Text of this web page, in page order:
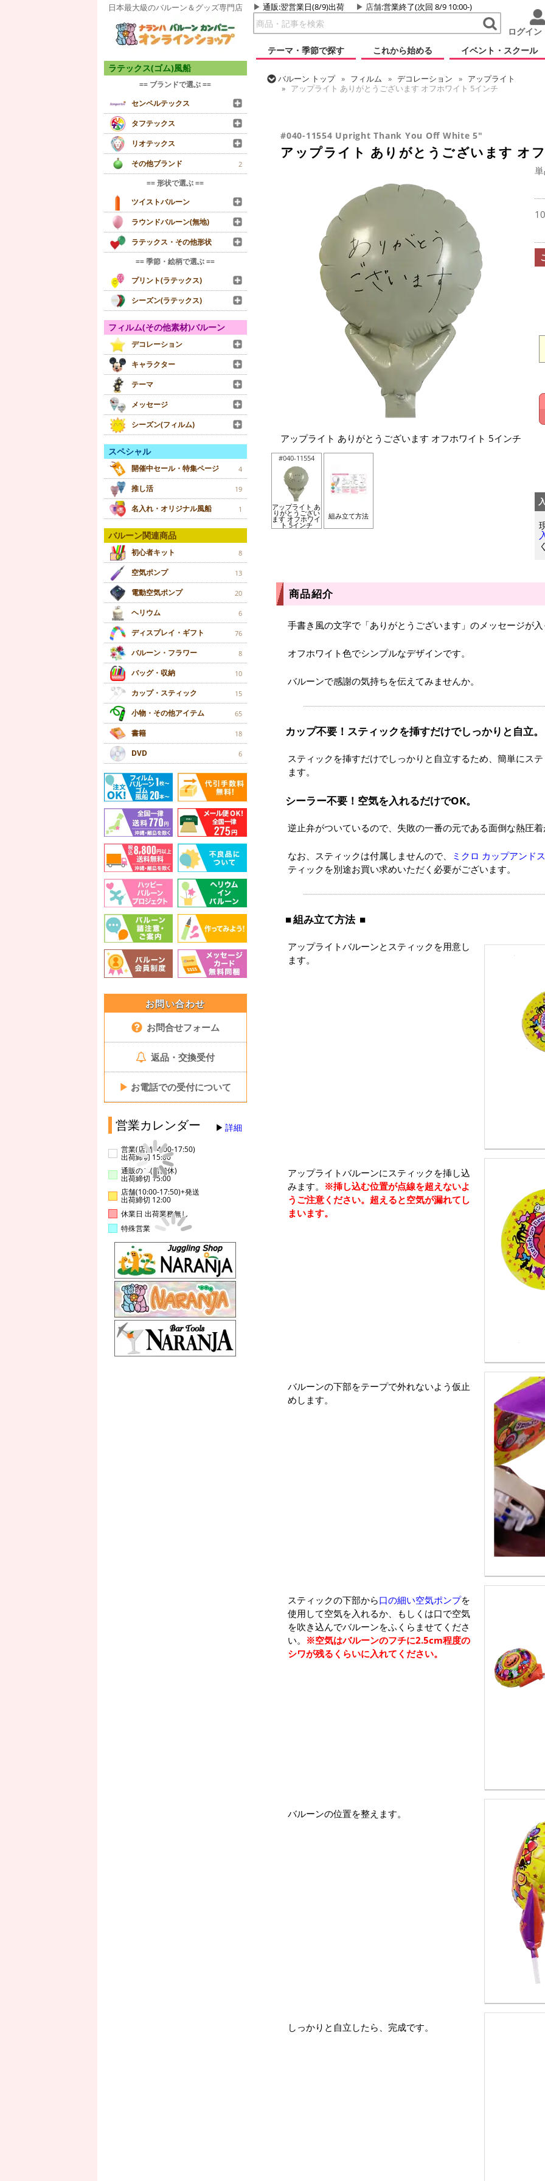
日本最大級のバルーン＆グッズ専門店 通販:翌営業日(8/9)出荷 店舗:営業終了(次回 8/9 10:00-)
ログイン
テーマ・季節で探す
これから始める イベント・スクール
ラテックス(ゴム)風船
== ブランドで選ぶ ==
センペルテックス
タフテックス
リオテックス
その他ブランド
2
== 形状で選ぶ ==
ツイストバルーン
ラウンドバルーン(無地)
ラテックス・その他形状
== 季節・絵柄で選ぶ ==
プリント(ラテックス)
シーズン(ラテックス)
フィルム(その他素材)バルーン
デコレーション
キャラクター
テーマ
メッセージ
シーズン(フィルム)
スペシャル
開催中セール・特集ページ 4
推し活 19
名入れ・オリジナル風船 1
バルーン関連商品
初心者キット 8
空気ポンプ 13
電動空気ポンプ 20
ヘリウム 6
ディスプレイ・ギフト 76
バルーン・フラワー 8
バッグ・収納 10
カップ・スティック 15
小物・その他アイテム 65
書籍 18
DVD 6
お問い合わせ
お問合せフォーム
返品・交換受付
▶ お電話での受付について
営業カレンダー 詳細
営業(店舗14:00-17:50)
出荷締切 15:00
通販のみ(店舗休)
出荷締切 15:00
店舗(10:00-17:50)+発送
出荷締切 12:00
休業日 出荷業務無し
特殊営業
バルーン トップ フィルム デコレーション
アップライト
アップライト ありがとうございます オフホワイト 5インチ
#040-11554 Upright Thank You Off White 5"
アップライト ありがとうございます オ
アップライト ありがとうございます オフホワイト 5インチ
#040-11554
アップライト あ
りがとうござい
ます オフホワイ
ト 5インチ
組み立て方法
商品紹介
手書き風の文字で「ありがとうございます」のメッセージが
オフホワイト色でシンプルなデザインです。
バルーンで感謝の気持ちを伝えてみませんか。
カップ不要！スティックを挿すだけでしっかりと自立。
スティックを挿すだけでしっかりと自立するため、簡単にス
ます。
シーラー不要！空気を入れるだけでOK。
逆止弁がついているので、失敗の一番の元である面倒な熱圧
なお、スティックは付属しませんので、
ミクロ カップアンド
ティックを別途お買い求めいただく必要がございます。
組み立て方法
アップライトバルーンとスティックを用意し
ます。
アップライトバルーンにスティックを挿し込
みます。 ※挿し込む位置が点線を超えないよ
うご注意ください。超えると空気が漏れてし
まいます。
バルーンの下部をテープで外れないよう仮止
めします。
スティックの下部から口の細い空気ポンプを
使用して空気を入れるか、もしくは口で空気
を吹き込んでバルーンをふくらませてくださ
い。 ※空気はバルーンのフチに2.5cm程度の
シワが残るくらいに入れてください。
バルーンの位置を整えます。
しっかりと自立したら、完成です。